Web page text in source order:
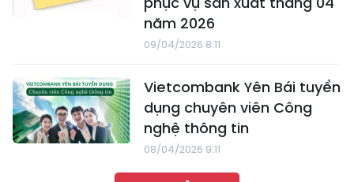
năm 2026
09/04/2026 8:11
Vietcombank Yên Bái tuyển
dụng chuyên viên Công
nghệ thông tin
08/04/2026 9:11